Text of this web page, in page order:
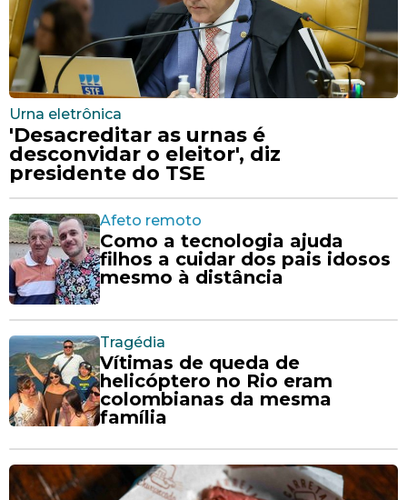
Urna eletrônica
'Desacreditar as urnas é
desconvidar o eleitor', diz
presidente do TSE
Afeto remoto
Como a tecnologia ajuda
filhos a cuidar dos pais idosos
mesmo à distância
Tragédia
Vítimas de queda de
helicóptero no Rio eram
colombianas da mesma
família